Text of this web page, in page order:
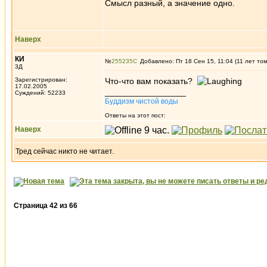
Смысл разный, а значение одно.
Наверх
КИ
3Д
Зарегистрирован:
17.02.2005
Суждений: 52233
№255235 Добавлено: Пт 18 Сен 15, 11:04 (11 лет
Что-что вам показать?
Буддизм чистой воды
Ответы на этот пост:
Наверх
Тред сейчас никто не читает.
Страница 42 из 66